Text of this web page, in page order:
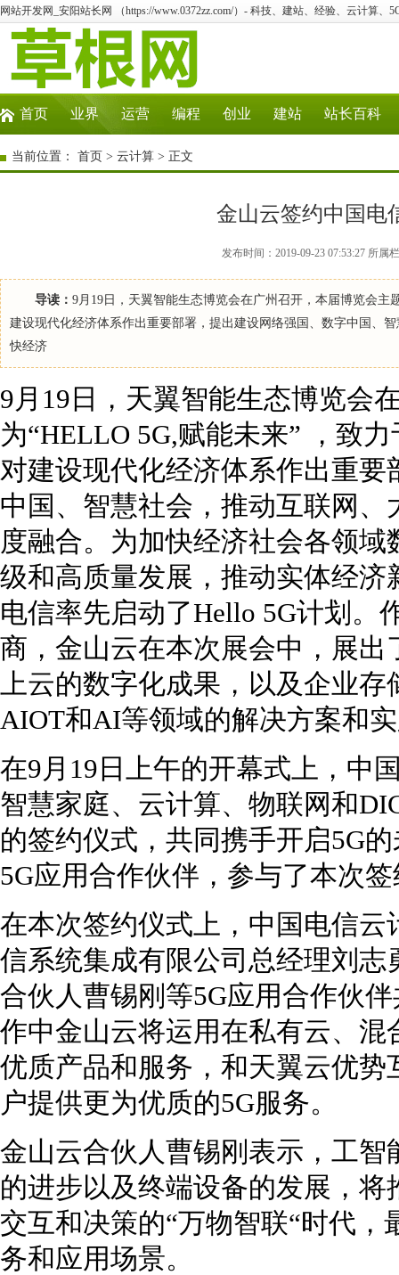
网站开发网_安阳站长网 （https://www.0372zz.com/）- 科技、建站、经验、云计算、
首页 业界 运营 编程 创业 建站 站长百科
当前位置： 首页 > 云计算 > 正文
金山云签约中国电
发布时间：2019-09-23 07:53:27 所
导读： 9月19日，天翼智能生态博览会在广州召开，本届博览会
建设现代化经济体系作出重要部署，提出建设网络强国、数字中国、
快经济
9月19日，天翼智能生态博览会
为“HELLO 5G,赋能未来” ，致
对建设现代化经济体系作出重
中国、智慧社会，推动互联网
度融合。为加快经济社会各领
级和高质量发展，推动实体经
电信率先启动了Hello 5G计划。
商，金山云在本次展会中，展
上云的数字化成果，以及企业
AIOT和AI等领域的解决方案和
在9月19日上午的开幕式上，中
智慧家庭、云计算、物联网和
的签约仪式，共同携手开启5G
5G应用合作伙伴，参与了本次
在本次签约仪式上，中国电信
信系统集成有限公司总经理刘
合伙人曹锡刚等5G应用合作伙
作中金山云将运用在私有云、
优质产品和服务，和天翼云优
户提供更为优质的5G服务。
金山云合伙人曹锡刚表示，工
的进步以及终端设备的发展，
交互和决策的“万物智联“时代
务和应用场景。